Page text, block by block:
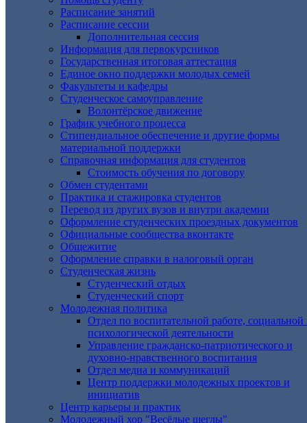
Расписание занятий
Расписание сессии
Дополнительная сессия
Информация для первокурсников
Государственная итоговая аттестация
Единое окно поддержки молодых семей
Факультеты и кафедры
Студенческое самоуправление
Волонтёрское движение
График учебного процесса
Стипендиальное обеспечение и другие формы
материальной поддержки
Справочная информация для студентов
Cтоимость обучения по договору
Обмен студентами
Практика и стажировка студентов
Перевод из других вузов и внутри академии
Оформление студенческих проездных документов
Официальные сообщества вконтакте
Общежитие
Оформление справки в налоговый орган
Студенческая жизнь
Студенческий отдых
Студенческий спорт
Молодежная политика
Отдел по воспитательной работе, социальной
психологической деятельности
Управление гражданско-патриотического и
духовно-нравственного воспитания
Отдел медиа и коммуникаций
Центр поддержки молодежных проектов и
инициатив
Центр карьеры и практик
Молодежный хор "Весёлые щеглы"